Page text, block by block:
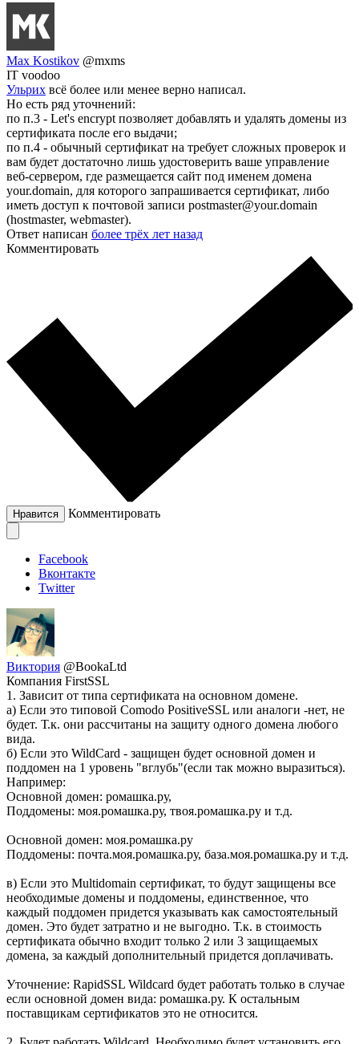
Max Kostikov @mxms
IT voodoo
Ульрих всё более или менее верно написал.
Но есть ряд уточнений:
по п.3 - Let's encrypt позволяет добавлять и удалять домены из
сертификата после его выдачи;
по п.4 - обычный сертификат на требует сложных проверок и
вам будет достаточно лишь удостоверить ваше управление
веб-сервером, где размещается сайт под именем домена
your.domain, для которого запрашивается сертификат, либо
иметь доступ к почтовой запиcи postmaster@your.domain
(hostmaster, webmaster).
Ответ написан более трёх лет назад
Комментировать
Нравится Комментировать
Facebook
Вконтакте
Twitter
Виктория @BookaLtd
Компания FirstSSL
1. Зависит от типа сертификата на основном домене.
а) Если это типовой Comodo PositiveSSL или аналоги -нет, не
будет. Т.к. они рассчитаны на защиту одного домена любого
вида.
б) Если это WildCard - защищен будет основной домен и
поддомен на 1 уровень "вглубь"(если так можно выразиться).
Например:
Основной домен: ромашка.ру,
Поддомены: моя.ромашка.ру, твоя.ромашка.ру и т.д.
Основной домен: моя.ромашка.ру
Поддомены: почта.моя.ромашка.ру, база.моя.ромашка.ру и т.д.
в) Если это Multidomain сертификат, то будут защищены все
необходимые домены и поддомены, единственное, что
каждый поддомен придется указывать как самостоятельный
домен. Это будет затратно и не выгодно. Т.к. в стоимость
сертификата обычно входит только 2 или 3 защищаемых
домена, за каждый дополнительный придется доплачивать.
Уточнение: RapidSSL Wildcard будет работать только в случае
если основной домен вида: ромашка.ру. К остальным
поставщикам сертификатов это не относится.